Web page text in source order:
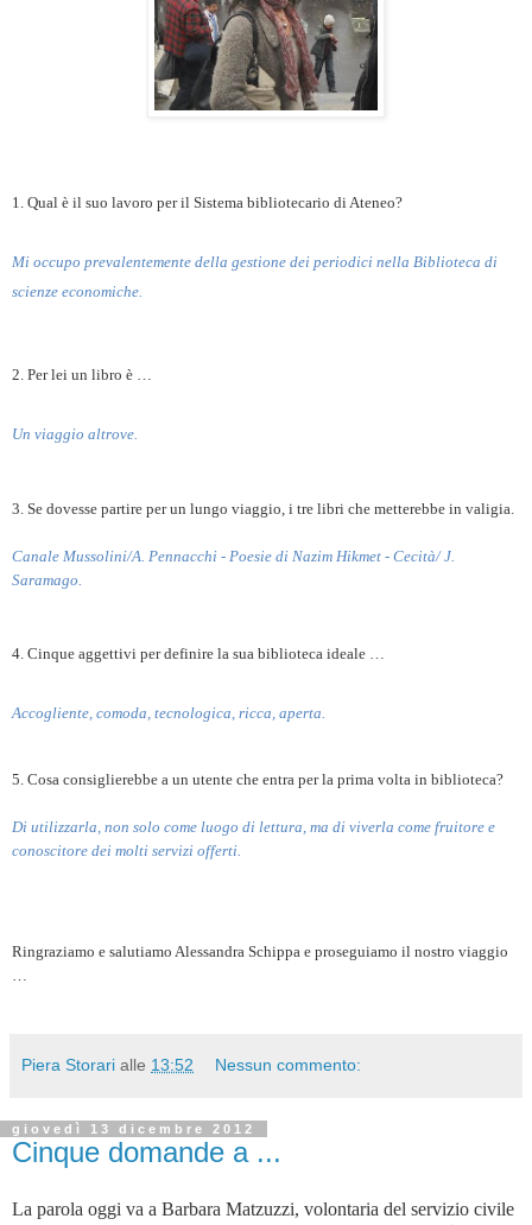
1. Qual è il suo lavoro per il Sistema bibliotecario di Ateneo?
Mi occupo prevalentemente della gestione dei periodici nella Biblioteca di
scienze economiche.
2. Per lei un libro è …
Un viaggio altrove.
3. Se dovesse partire per un lungo viaggio, i tre libri che metterebbe in valigia.
Canale Mussolini/A. Pennacchi - Poesie di Nazim Hikmet - Cecità/ J.
Saramago.
4. Cinque aggettivi per definire la sua biblioteca ideale …
Accogliente, comoda, tecnologica, ricca, aperta.
5. Cosa consiglierebbe a un utente che entra per la prima volta in biblioteca?
Di utilizzarla, non solo come luogo di lettura, ma di viverla come fruitore e
conoscitore dei molti servizi offerti.
Ringraziamo e salutiamo Alessandra Schippa e proseguiamo il nostro viaggio
Piera Storari alle 13:52 Nessun commento:
giovedì 13 dicembre 2012
Cinque domande a ...
La parola oggi va a Barbara Matzuzzi, volontaria del servizio civile